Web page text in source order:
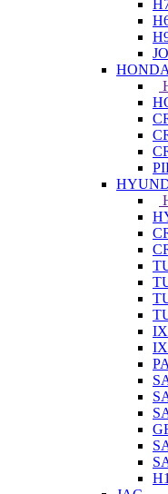
HONDA
IX
IX